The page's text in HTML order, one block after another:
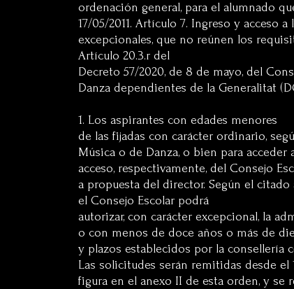
ordenación general, para el alumnado
17/05/2011. Artículo 7. Ingreso y acceso
excepcionales, que no reúnen los
Artículo 20.3.r del
Decreto 57/2020, de 8 de mayo, del
Danza dependientes de la Generalitat
1. Los aspirantes con edades menores
de las fijadas con carácter ordinario,
Música o de Danza, o bien para
acceso, respectivamente, del Consejo
a propuesta del director. Según el citado
el Consejo Escolar podrá
autorizar, con carácter excepcional, la
o con menos de doce años o más de
y plazos establecidos por la consellería
Las solicitudes serán remitidas desde
figura en el anexo II de esta orden, y